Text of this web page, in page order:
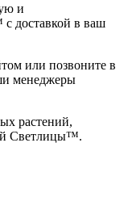
и
доставкой в ваш
или позвоните в
менеджеры
растений,
Светлицы™.